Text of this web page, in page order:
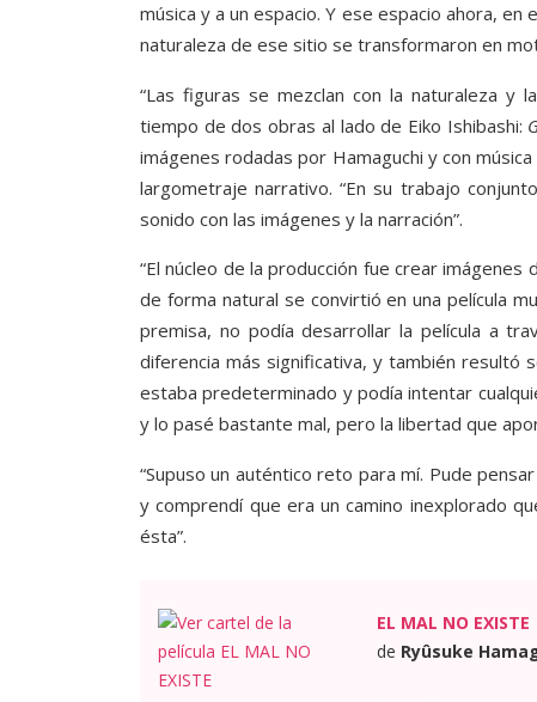
música y a un espacio. Y ese espacio ahora,
naturaleza de ese sitio se transformaron en
“Las figuras se mezclan con la naturaleza y
tiempo de dos obras al lado de Eiko Ishibashi:
imágenes rodadas por Hamaguchi y con
largometraje narrativo. “En su trabajo
sonido con las imágenes y la narración”.
“El núcleo de la producción fue crear
de forma natural se convirtió en una película
premisa, no podía desarrollar la película a
diferencia más significativa, y también resultó
estaba predeterminado y podía intentar
y lo pasé bastante mal, pero la libertad que
“Supuso un auténtico reto para mí. Pude
y comprendí que era un camino inexplorado
ésta”.
EL MAL NO EXISTE
de Ryûsuke